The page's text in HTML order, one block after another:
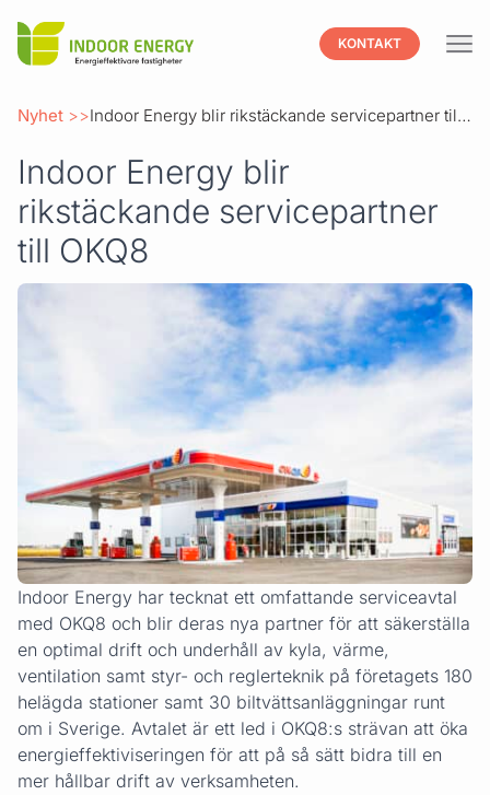
Indoor KONTAKT
Nyhet Indoor Energy blir rikstäckande servicepartner till OKQ8
Indoor Energy blir
rikstäckande servicepartner
till OKQ8
Indoor Energy har tecknat ett omfattande serviceavtal
med OKQ8 och blir deras nya partner för att säkerställa
en optimal drift och underhåll av kyla, värme,
ventilation samt styr- och reglerteknik på företagets 180
helägda stationer samt 30 biltvättsanläggningar runt
om i Sverige. Avtalet är ett led i OKQ8:s strävan att öka
energieffektiviseringen för att på så sätt bidra till en
mer hållbar drift av verksamheten.